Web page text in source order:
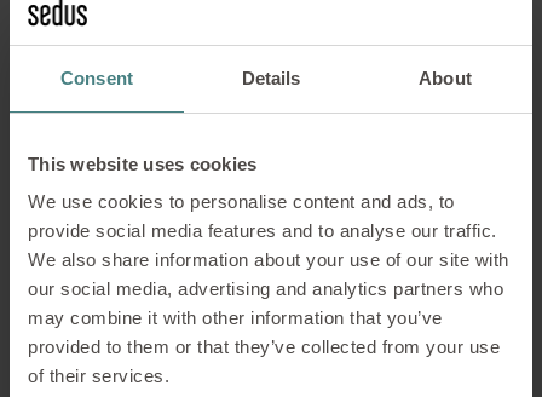
Consent Details About
This website uses cookies
We use cookies to personalise content and ads, to
provide social media features and to analyse our traffic.
We also share information about your use of our site with
our social media, advertising and analytics partners who
may combine it with other information that you’ve
provided to them or that they’ve collected from your use
of their services.
nachhaltiges Handeln leisten wir einen
unserer Gesellschaft zu verbessern.
Wir kümmern uns um die Bedürfnisse,
Anforderungen und Erwartungen der Menschen,
indem wir hochwertige und intelligente
Arbeitsplatzlösungen entwickeln. So befähigen wir
sie, die Talente aller Mitarbeitenden voll zu
entfalten und gemeinschaftliches Arbeiten zu einem
Erfolgserlebnis zu machen.